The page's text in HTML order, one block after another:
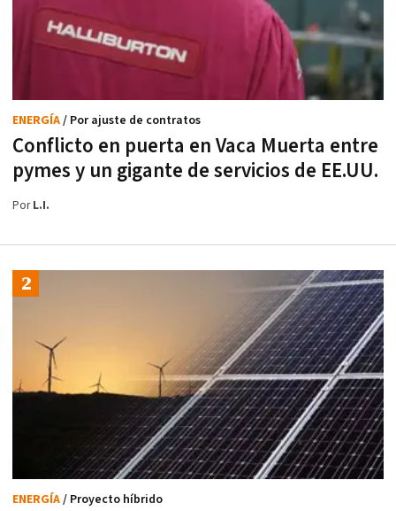
Conflicto en puerta en Vaca Muerta entre
pymes y un gigante de servicios de EE.UU.
ENERGÍA/ Por ajuste de contratos
PorL.I.
ENERGÍA/ Proyecto híbrido